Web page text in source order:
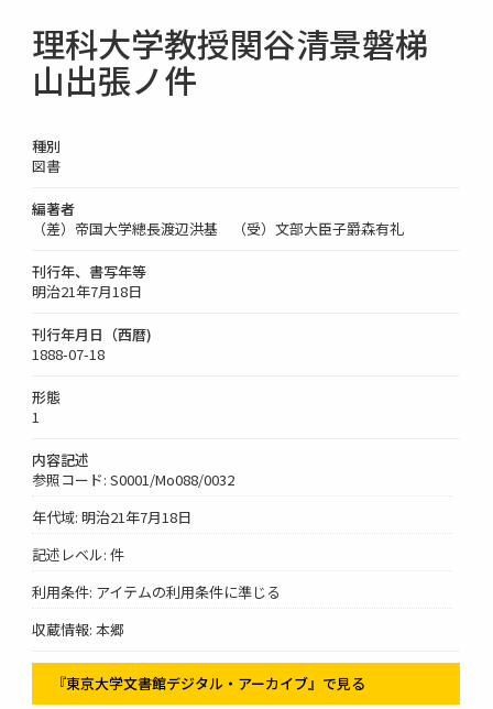
理科大学教授関谷清景磐梯
山出張ノ件
種別
図書
編著者
（差）帝国大学總長渡辺洪基 （受）文部大臣子爵森有礼
刊行年、書写年等
明治21年7月18日
刊行年月日（西暦)
1888-07-18
形態
1
内容記述
参照コード: S0001/Mo088/0032
年代域: 明治21年7月18日
記述レベル: 件
利用条件: アイテムの利用条件に準じる
収蔵情報: 本郷
『東京大学文書館デジタル・アーカイブ』で見る